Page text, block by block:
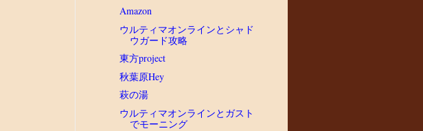
Amazon
ウルティマオンラインとシャド
ウガード攻略
東方project
秋葉原Hey
萩の湯
ウルティマオンラインとガスト
でモーニング